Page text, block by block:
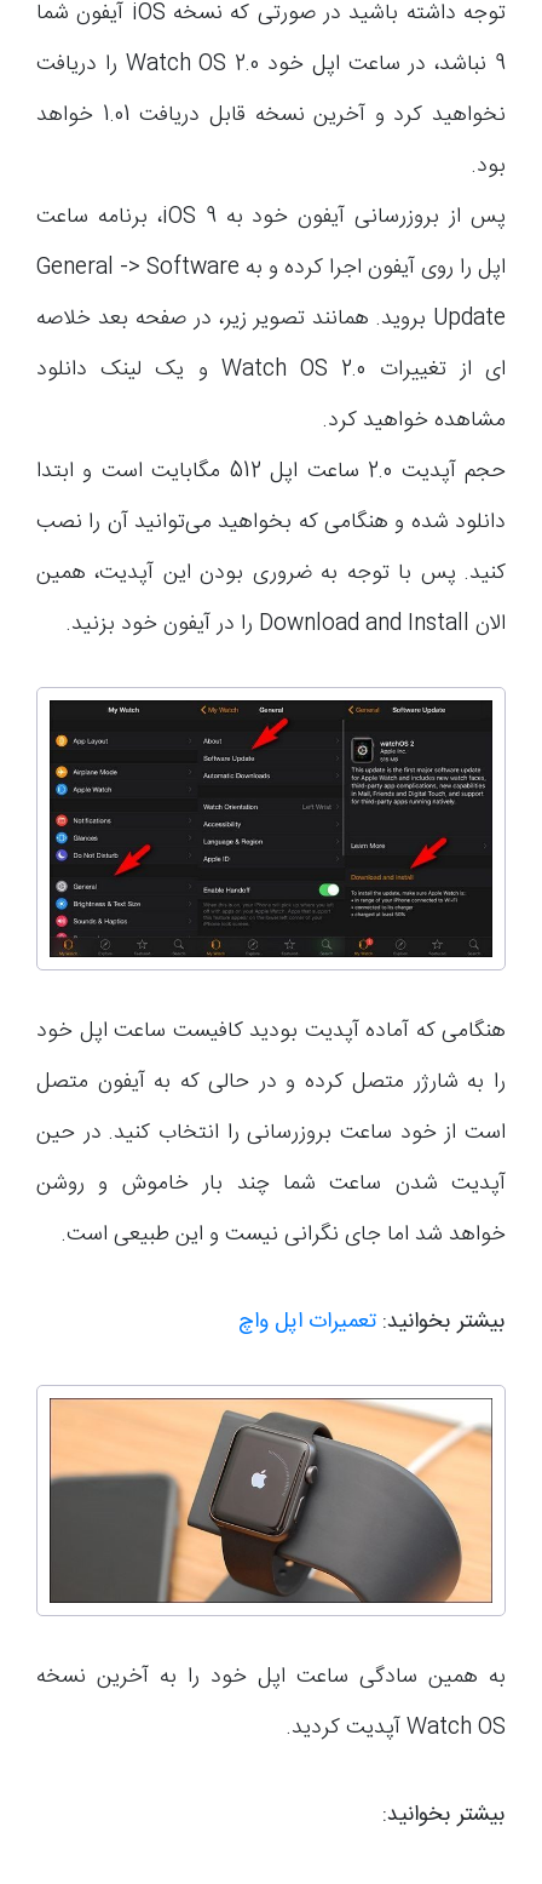
توجه داشته باشید در صورتی که نسخه iOS آیفون شما
9 نباشد، در ساعت اپل خود Watch OS 2.0 را دریافت
نخواهید کرد و آخرین نسخه‌ قابل دریافت 1.01 خواهد
بود.
پس از بروزرسانی آیفون خود به iOS 9، برنامه ساعت
اپل را روی آیفون اجرا کرده و به General -> Software
Update بروید. همانند تصویر زیر، در صفحه بعد خلاصه
ای از تغییرات Watch OS 2.0 و یک لینک دانلود
مشاهده خواهید کرد.
حجم آپدیت 2.0 ساعت اپل 512 مگابایت است و ابتدا
دانلود شده و هنگامی که بخواهید می‌توانید آن را نصب
کنید. پس با توجه به ضروری بودن این آپدیت، همین
الان Download and Install را در آیفون خود بزنید.
هنگامی که آماده آپدیت بودید کافیست ساعت اپل خود
را به شارژر متصل کرده و در حالی که به آیفون متصل
است از خود ساعت بروزرسانی را انتخاب کنید. در حین
آپدیت شدن ساعت شما چند بار خاموش و روشن
خواهد شد اما جای نگرانی نیست و این طبیعی است.
بیشتر بخوانید: تعمیرات اپل واچ
به همین سادگی ساعت اپل خود را به آخرین نسخه
Watch OS آپدیت کردید.
بیشتر بخوانید: